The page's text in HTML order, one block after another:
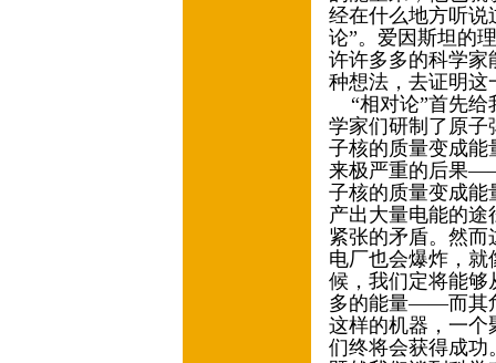
经在什么地方听说
论”。爱因斯坦的
许许多多的科学家
种想法，去证明这
“相对论”首先给
学家们研制了原子
子核的质量变成能
来极严重的后果
子核的质量变成能
产出大量电能的
紧张的矛盾。然
电厂也会爆炸，
候，我们定将能够
多的能量——而其
这样的机器，一个
们终将会获得成功